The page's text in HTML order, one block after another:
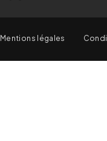
Mentions légales